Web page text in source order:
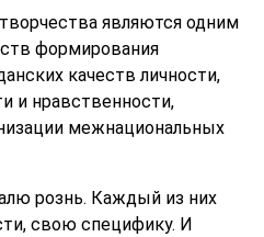
являются одним
формирования
качеств личности,
и нравственности,
межнациональных
рознь. Каждый из них
свою специфику. И